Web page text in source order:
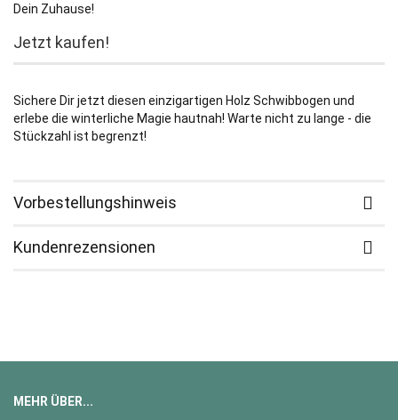
Dein Zuhause!
Jetzt kaufen!
Sichere Dir jetzt diesen einzigartigen Holz Schwibbogen und
erlebe die winterliche Magie hautnah! Warte nicht zu lange - die
Stückzahl ist begrenzt!
Vorbestellungshinweis
Kundenrezensionen
MEHR ÜBER...